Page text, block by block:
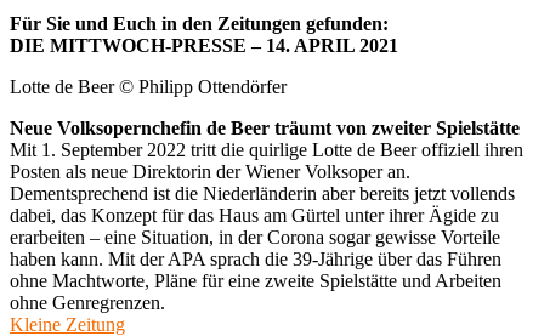
X
Für Sie und Euch in den Zeitungen gefunden:
DIE MITTWOCH-PRESSE – 14. APRIL 2021
Lotte de Beer © Philipp Ottendörfer
Neue Volksopernchefin de Beer träumt von zweiter Spielstätte
Mit 1. September 2022 tritt die quirlige Lotte de Beer offiziell ihren
Posten als neue Direktorin der Wiener Volksoper an.
Dementsprechend ist die Niederländerin aber bereits jetzt vollends
dabei, das Konzept für das Haus am Gürtel unter ihrer Ägide zu
erarbeiten – eine Situation, in der Corona sogar gewisse Vorteile
haben kann. Mit der APA sprach die 39-Jährige über das Führen
ohne Machtworte, Pläne für eine zweite Spielstätte und Arbeiten
ohne Genregrenzen.
Kleine Zeitung